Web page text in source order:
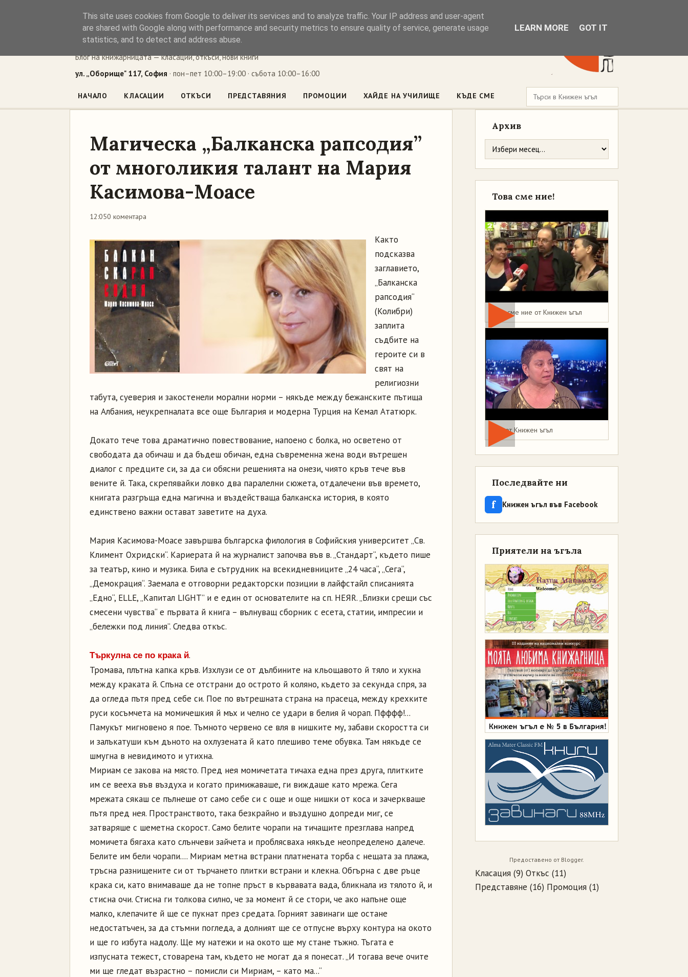
Книжен ъгъл
Блог на книжарницата — класации, откъси, нови книги
ул. „Оборище" 117, София · пон–пет 10:00–19:00 · събота 10:00–16:00
НАЧАЛО КЛАСАЦИИ ОТКЪСИ ПРЕДСТАВЯНИЯ ПРОМОЦИИ ХАЙДЕ НА УЧИЛИЩЕ КЪДЕ СМЕ
Магическа „Балканска рапсодия”
от многоликия талант на Мария
Касимова-Моасе
12:050 коментара
Както
подсказва
заглавието,
„Балканска
рапсодия“
(Колибри)
заплита
съдбите на
героите си в
свят на
религиозни
табута, суеверия и закостенели морални норми – някъде между бежанските пътища
на Албания, неукрепналата все още България и модерна Турция на Кемал Ататюрк.
Докато тече това драматично повествование, напоено с болка, но осветено от
свободата да обичаш и да бъдеш обичан, една съвременна жена води вътрешен
диалог с предците си, за да си обясни решенията на онези, чиято кръв тече във
вените й. Така, скрепявайки ловко два паралелни сюжета, отдалечени във времето,
книгата разгръща една магична и въздействаща балканска история, в която
единствено важни остават заветите на духа.
Мария Касимова-Моасе завършва българска филология в Софийския университет „Св.
Климент Охридски“. Кариерата й на журналист започва във в. „Стандарт“, където пише
за театър, кино и музика. Била е сътрудник на всекидневниците „24 часа“, „Сега“,
„Демокрация“. Заемала е отговорни редакторски позиции в лайфстайл списанията
„Едно“, ELLE, „Капитал LIGHT” и е един от основателите на сп. НЕЯR. „Близки срещи със
смесени чувства“ е първата й книга – вълнуващ сборник с есета, статии, импресии и
„бележки под линия”. Следва откъс.
Търкулна се по крака й.
Тромава, плътна капка кръв. Изхлузи се от дълбините на кльощавото й тяло и хукна
между краката й. Спъна се отстрани до острото й коляно, където за секунда спря, за
да огледа пътя пред себе си. Пое по вътрешната страна на прасеца, между крехките
руси косъмчета на момичешкия й мъх и челно се удари в белия й чорап. Пфффф!...
Памукът мигновено я пое. Тъмното червено се вля в нишките му, забави скоростта си
и залъкатуши към дъното на охлузената й като плешиво теме обувка. Там някъде се
шмугна в невидимото и утихна.
Мириам се закова на място. Пред нея момичетата тичаха една през друга, плитките
им се вееха във въздуха и когато примижаваше, ги виждаше като мрежа. Сега
мрежата сякаш се пълнеше от само себе си с още и още нишки от коса и зачеркваше
пътя пред нея. Пространството, така безкрайно и въздушно допреди миг, се
затваряше с шеметна скорост. Само белите чорапи на тичащите презглава напред
момичета бягаха като слънчеви зайчета и проблясваха някъде неопределено далече.
Белите им бели чорапи.... Мириам метна встрани платнената торба с нещата за плажа,
тръсна разнищените си от търчането плитки встрани и клекна. Обгърна с две ръце
крака си, като внимаваше да не топне пръст в кървавата вада, бликнала из тялото й, и
стисна очи. Стисна ги толкова силно, че за момент й се стори, че ако напъне още
малко, клепачите й ще се пукнат през средата. Горният завинаги ще остане
недостатъчен, за да стъмни погледа, а долният ще се отпусне върху контура на окото
и ще го избута надолу. Ще му натежи и на окото ще му стане тъжно. Тъгата е
изпусната тежест, стоварена там, където не могат да я понесат. „И тогава вече очите
ми ще гледат възрастно – помисли си Мириам, – като ма...“
Архив
Това сме ние!
Това сме ние от Книжен ъгъл
Мая от Книжен ъгъл
Последвайте ни
f Книжен ъгъл във Facebook
Приятели на ъгъла
Предоставено от Blogger.
Класация (9) Откъс (11)
Представяне (16) Промоция (1)
This site uses cookies from Google to deliver its services and to analyze traffic. Your IP address and user-agent
are shared with Google along with performance and security metrics to ensure quality of service, generate usage
statistics, and to detect and address abuse.
LEARN MORE GOT IT